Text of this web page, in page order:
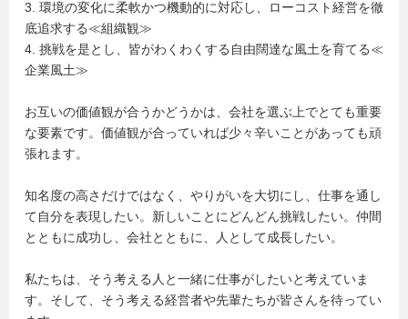
3. 環境の変化に柔軟かつ機動的に対応し、ローコスト経営を徹
底追求する≪組織観≫
4. 挑戦を是とし、皆がわくわくする自由闊達な風土を育てる≪
企業風土≫
お互いの価値観が合うかどうかは、会社を選ぶ上でとても重要
な要素です。価値観が合っていれば少々辛いことがあっても頑
張れます。
知名度の高さだけではなく、やりがいを大切にし、仕事を通し
て自分を表現したい。新しいことにどんどん挑戦したい。仲間
とともに成功し、会社とともに、人として成長したい。
私たちは、そう考える人と一緒に仕事がしたいと考えていま
す。そして、そう考える経営者や先輩たちが皆さんを待ってい